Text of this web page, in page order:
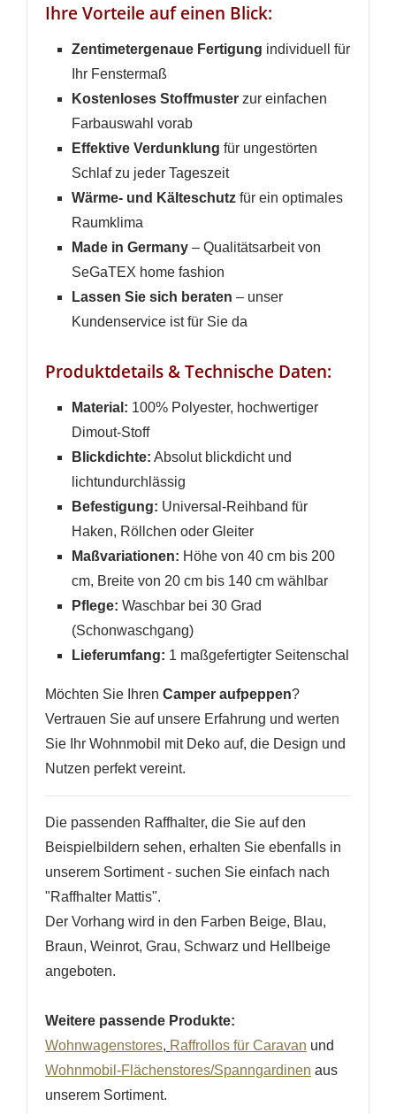
Ihre Vorteile auf einen Blick:
Zentimetergenaue Fertigung individuell für
Ihr Fenstermaß
Kostenloses Stoffmuster zur einfachen
Farbauswahl vorab
Effektive Verdunklung für ungestörten
Schlaf zu jeder Tageszeit
Wärme- und Kälteschutz für ein optimales
Raumklima
Made in Germany – Qualitätsarbeit von
SeGaTEX home fashion
Lassen Sie sich beraten – unser
Kundenservice ist für Sie da
Produktdetails & Technische Daten:
Material: 100% Polyester, hochwertiger
Dimout-Stoff
Blickdichte: Absolut blickdicht und
lichtundurchlässig
Befestigung: Universal-Reihband für
Haken, Röllchen oder Gleiter
Maßvariationen: Höhe von 40 cm bis 200
cm, Breite von 20 cm bis 140 cm wählbar
Pflege: Waschbar bei 30 Grad
(Schonwaschgang)
Lieferumfang: 1 maßgefertigter Seitenschal
Möchten Sie Ihren Camper aufpeppen?
Vertrauen Sie auf unsere Erfahrung und werten
Sie Ihr Wohnmobil mit Deko auf, die Design und
Nutzen perfekt vereint.
Die passenden Raffhalter, die Sie auf den
Beispielbildern sehen, erhalten Sie ebenfalls in
unserem Sortiment - suchen Sie einfach nach
"Raffhalter Mattis".
Der Vorhang wird in den Farben Beige, Blau,
Braun, Weinrot, Grau, Schwarz und Hellbeige
angeboten.
Weitere passende Produkte:
Wohnwagenstores, Raffrollos für Caravan und
Wohnmobil-Flächenstores/Spanngardinen aus
unserem Sortiment.